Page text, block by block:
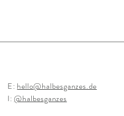
E: hello@halbesganzes.de
I:@halbesganzes